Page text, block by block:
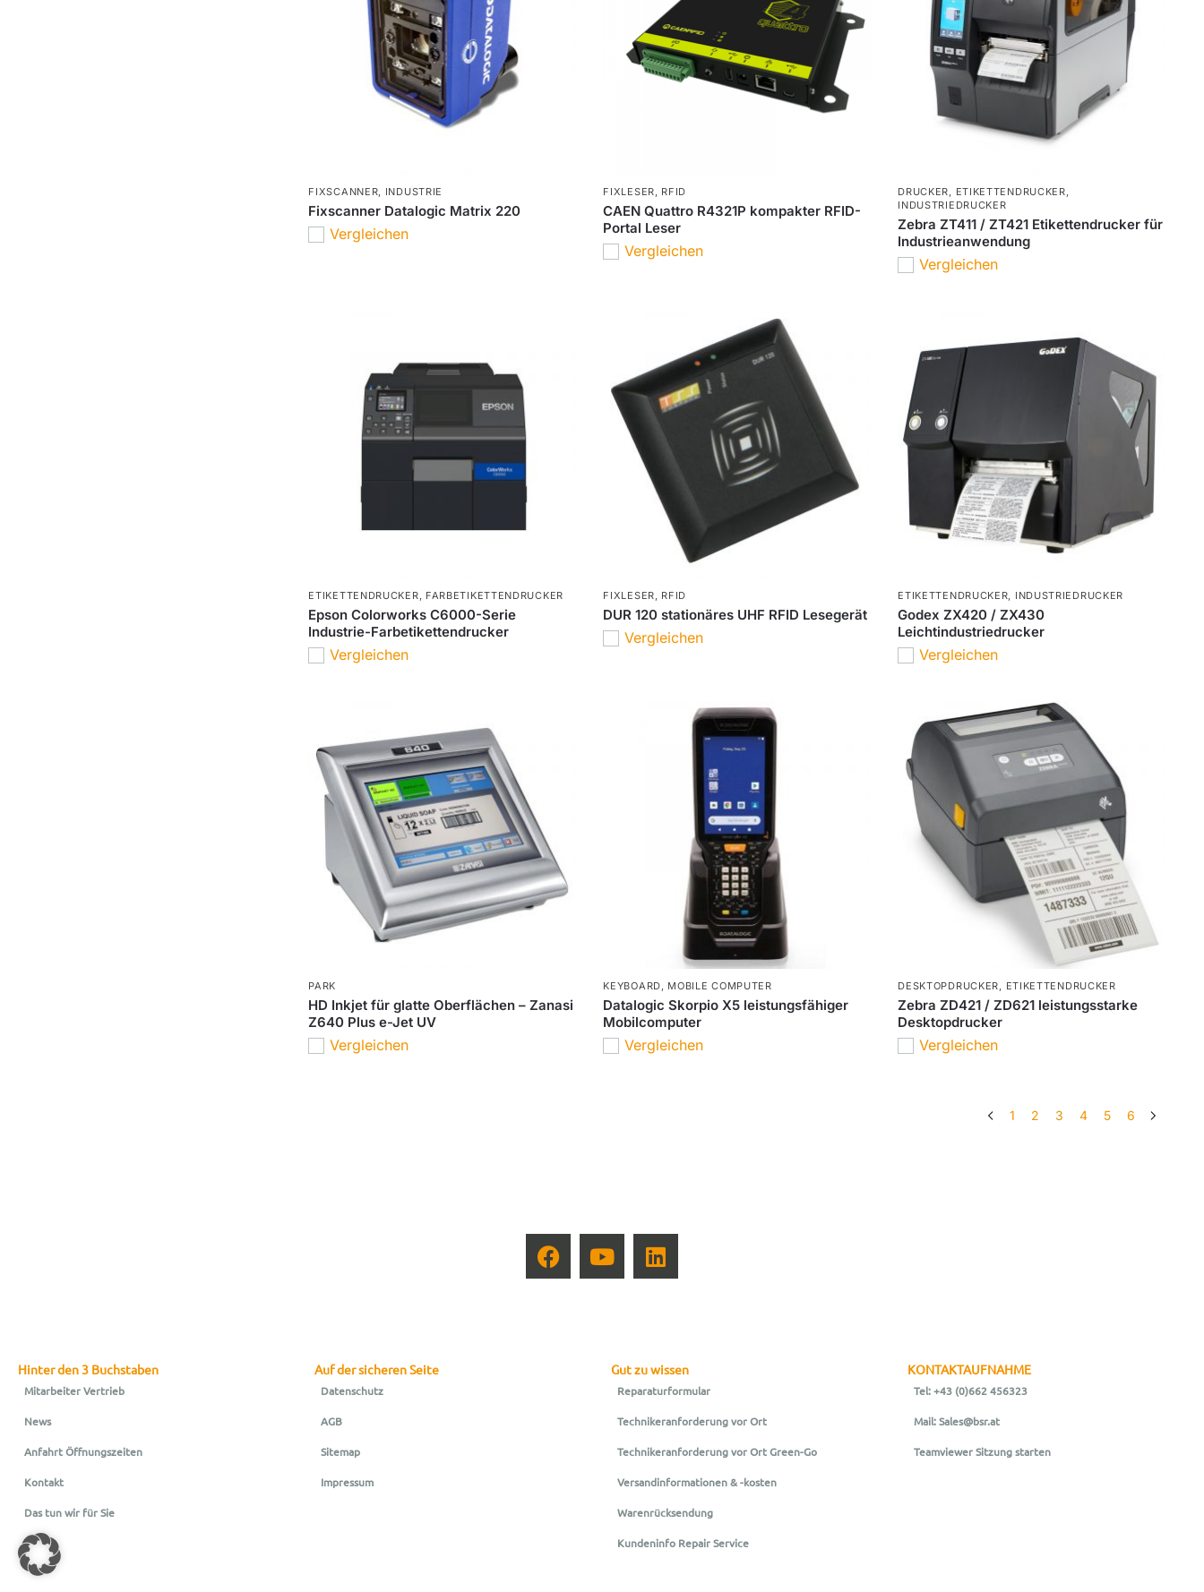
FIXSCANNER, INDUSTRIE
Fixscanner Datalogic Matrix 220
Vergleichen
FIXLESER, RFID
CAEN Quattro R4321P kompakter RFID-
Portal Leser
Vergleichen
DRUCKER, ETIKETTENDRUCKER,
INDUSTRIEDRUCKER
Zebra ZT411 / ZT421 Etikettendrucker für
Industrieanwendung
Vergleichen
ETIKETTENDRUCKER, FARBETIKETTENDRUCKER
Epson Colorworks C6000-Serie
Industrie-Farbetikettendrucker
Vergleichen
FIXLESER, RFID
DUR 120 stationäres UHF RFID Lesegerät
Vergleichen
ETIKETTENDRUCKER, INDUSTRIEDRUCKER
Godex ZX420 / ZX430
Leichtindustriedrucker
Vergleichen
PARK
HD Inkjet für glatte Oberflächen – Zanasi
Z640 Plus e-Jet UV
Vergleichen
KEYBOARD, MOBILE COMPUTER
Datalogic Skorpio X5 leistungsfähiger
Mobilcomputer
Vergleichen
DESKTOPDRUCKER, ETIKETTENDRUCKER
Zebra ZD421 / ZD621 leistungsstarke
Desktopdrucker
Vergleichen
1 2 3 4 5 6
Hinter den 3 Buchstaben
Mitarbeiter Vertrieb
News
Anfahrt Öffnungszeiten
Kontakt
Das tun wir für Sie
Auf der sicheren Seite
Datenschutz
AGB
Sitemap
Impressum
Gut zu wissen
Reparaturformular
Technikeranforderung vor Ort
Technikeranforderung vor Ort Green-Go
Versandinformationen & -kosten
Warenrücksendung
Kundeninfo Repair Service
KONTAKTAUFNAHME
Tel: +43 (0)662 456323
Mail: Sales@bsr.at
Teamviewer Sitzung starten